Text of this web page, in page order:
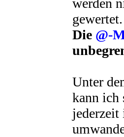
werden
gewertet.
Die @-
Unter
kann ich